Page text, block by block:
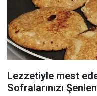
Lezzetiyle mest
Sofralarınızı